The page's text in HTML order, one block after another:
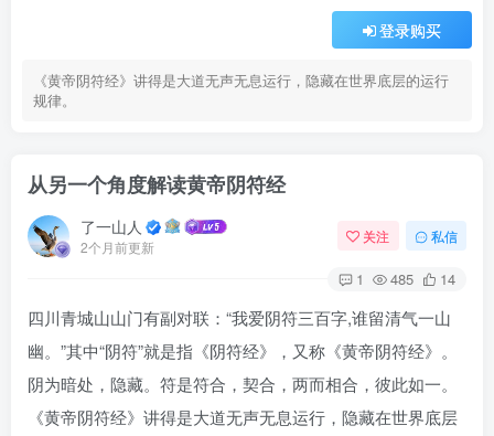
登录购买
《黄帝阴符经》讲得是大道无声无息运行，隐藏在世界底层的运行
规律。
从另一个角度解读黄帝阴符经
了一山人
2个月前更新
关注 私信
1 485 14
四川青城山山门有副对联：“我爱阴符三百字,谁留清气一山
幽。”其中“阴符”就是指《阴符经》，又称《黄帝阴符经》。
阴为暗处，隐藏。符是符合，契合，两而相合，彼此如一。
《黄帝阴符经》讲得是大道无声无息运行，隐藏在世界底层